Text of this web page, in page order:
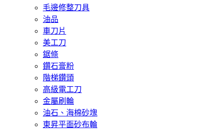
毛邊修整刀具
油品
車刀片
美工刀
鋸條
鑽石膏粉
階梯鑽頭
高級電工刀
金屬刷輪
油石、海棉砂塊
東昇平面砂布輪